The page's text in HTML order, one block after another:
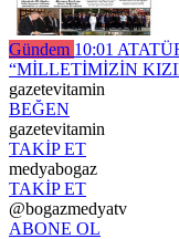
Gündem 10:01
“MİLLETİMİZİN
gazetevitamin
BEĞEN
gazetevitamin
TAKİP ET
medyabogaz
TAKİP ET
@bogazmedyatv
ABONE OL